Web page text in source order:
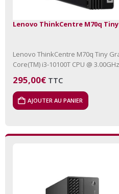
Lenovo ThinkCentre M70q Tiny
Lenovo ThinkCentre M70q Tiny
Core(TM) i3-10100T CPU @
295,00€ TTC
AJOUTER AU PANIER